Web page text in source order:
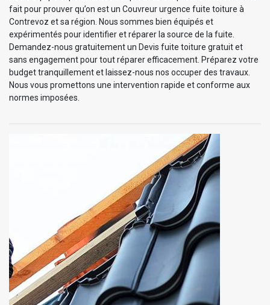
fait pour prouver qu’on est un Couvreur urgence fuite toiture à
Contrevoz et sa région. Nous sommes bien équipés et
expérimentés pour identifier et réparer la source de la fuite.
Demandez-nous gratuitement un Devis fuite toiture gratuit et
sans engagement pour tout réparer efficacement. Préparez votre
budget tranquillement et laissez-nous nos occuper des travaux.
Nous vous promettons une intervention rapide et conforme aux
normes imposées.